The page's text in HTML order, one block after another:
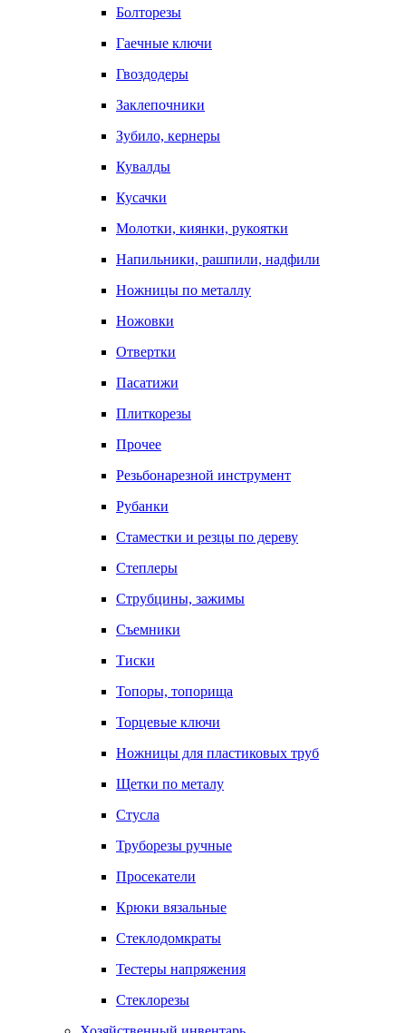
Болторезы
Гаечные ключи
Гвоздодеры
Заклепочники
Зубило, кернеры
Кувалды
Кусачки
Молотки, киянки, рукоятки
Напильники, рашпили, надфили
Ножницы по металлу
Ножовки
Отвертки
Пасатижи
Плиткорезы
Прочее
Резьбонарезной инструмент
Рубанки
Стаместки и резцы по дереву
Степлеры
Струбцины, зажимы
Съемники
Тиски
Топоры, топорища
Торцевые ключи
Ножницы для пластиковых труб
Щетки по металу
Стусла
Труборезы ручные
Просекатели
Крюки вязальные
Стеклодомкраты
Тестеры напряжения
Стеклорезы